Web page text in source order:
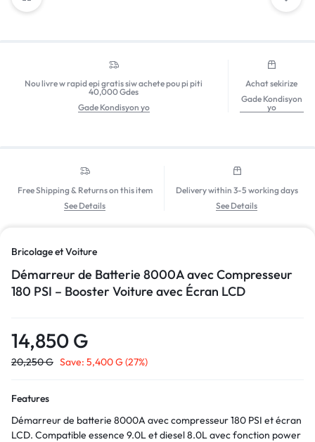
Nou livre w rapid epi gratis siw achete pou pi piti
40,000 Gdes
Gade Kondisyon yo
Achat sekirize
Gade Kondisyon
yo
Free Shipping & Returns on this item
See Details
Delivery within 3-5 working days
See Details
Bricolage et Voiture
Démarreur de Batterie 8000A avec Compresseur
180 PSI – Booster Voiture avec Écran LCD
14,850 G
20,250G Save: 5,400G(27%)
Features
Démarreur de batterie 8000A avec compresseur 180 PSI et écran
LCD. Compatible essence 9.0L et diesel 8.0L avec fonction power